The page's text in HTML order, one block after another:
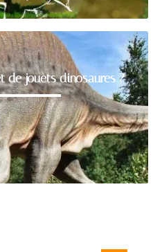
de jouets dinosaures ?